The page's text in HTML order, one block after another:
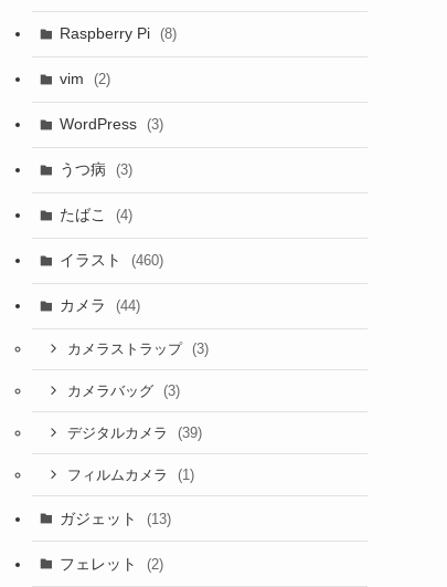
Raspberry Pi (8)
vim (2)
WordPress (3)
うつ病 (3)
たばこ (4)
イラスト (460)
カメラ (44)
カメラストラップ (3)
カメラバッグ (3)
デジタルカメラ (39)
フィルムカメラ (1)
ガジェット (13)
フェレット (2)